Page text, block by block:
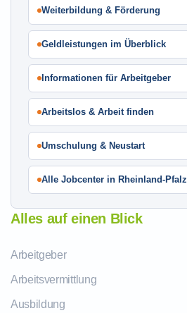
Weiterbildung & Förderung
Geldleistungen im Überblick
Informationen für Arbeitgeber
Arbeitslos & Arbeit finden
Umschulung & Neustart
Alle Jobcenter in Rheinland-Pfalz
Alles auf einen Blick
Arbeitgeber
Arbeitsvermittlung
Ausbildung